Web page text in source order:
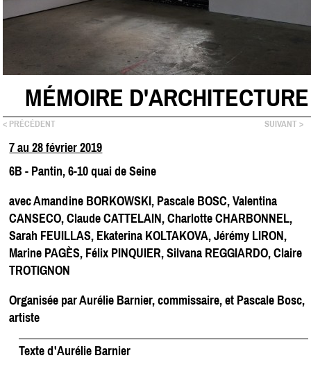
MÉMOIRE D'ARCHITECTURE
< PRÉCÉDENT SUIVANT >
7 au 28 février 2019
6B - Pantin, 6-10 quai de Seine
avec Amandine BORKOWSKI, Pascale BOSC, Valentina
CANSECO, Claude CATTELAIN, Charlotte CHARBONNEL,
Sarah FEUILLAS, Ekaterina KOLTAKOVA, Jérémy LIRON,
Marine PAGÈS, Félix PINQUIER, Silvana REGGIARDO, Claire
TROTIGNON
Organisée par Aurélie Barnier, commissaire, et Pascale Bosc,
artiste
Texte d'Aurélie Barnier